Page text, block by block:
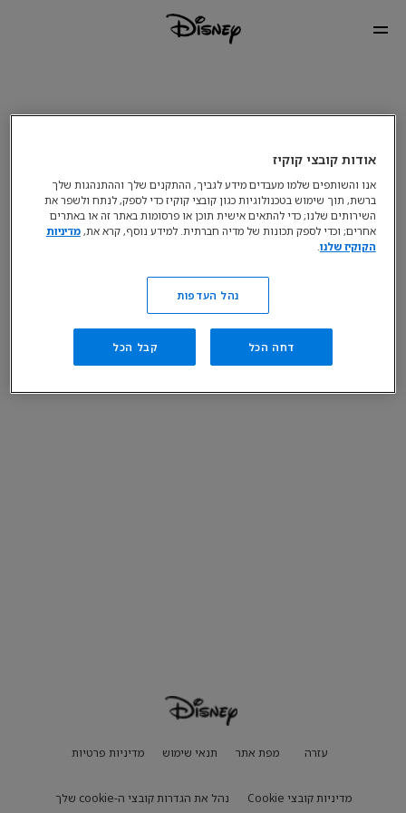
עזרה מפת אתר תנאי שימוש מדיניות פרטיות
מדיניות קובצי Cookie נהל את הגדרות קובצי ה-cookie שלך
אודות קובצי קוקיז
אנו והשותפים שלמו מעבדים מידע לגביך, ההתקנים שלך וההתנהגות שלך
ברשת, תוך שימוש בטכנולוגיות כגון קובצי קוקיז כדי לספק, לנתח ולשפר את
השירותים שלנו; כדי להתאים אישית תוכן או פרסומות באתר זה או באתרים
אחרים; וכדי לספק תכונות של מדיה חברתית. למידע נוסף, קרא את,מדיניות
הקוקיז שלנו
נהל העדפות
דחה הכל קבל הכל